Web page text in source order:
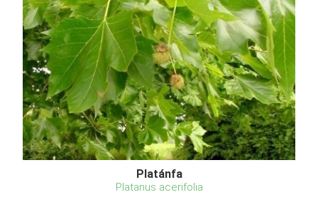
Platánfa
Platanus acerifolia